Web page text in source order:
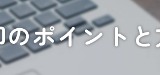
ポイント